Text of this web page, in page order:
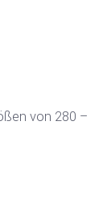
von 280 –